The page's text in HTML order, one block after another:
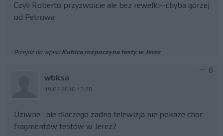
Czyli Roberto przyzwoicie ale bez rewelki--chyba gorzej
od Petrowa
Przejdź do wpisu Kubica rozpoczyna testy w Jerez
wbksa
19.02.2010 13:28
0
Dziwne--ale dlaczego zadna telewizja nie pokaze choc
fragmentów testów w Jerez?